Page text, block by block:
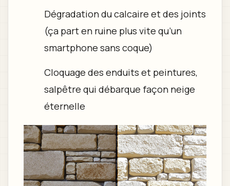
Dégradation du calcaire et des joints
(ça part en ruine plus vite qu’un
smartphone sans coque)
Cloquage des enduits et peintures,
salpêtre qui débarque façon neige
éternelle